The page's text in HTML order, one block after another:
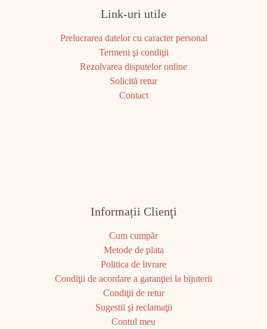
Link-uri utile
Prelucrarea datelor cu caracter personal
Termeni şi condiţii
Rezolvarea disputelor online
Solicită retur
Contact
Informații Clienţi
Cum cumpăr
Metode de plata
Politica de livrare
Condiţii de acordare a garanţiei la bijuterii
Condiţii de retur
Sugestii şi reclamaţii
Contul meu